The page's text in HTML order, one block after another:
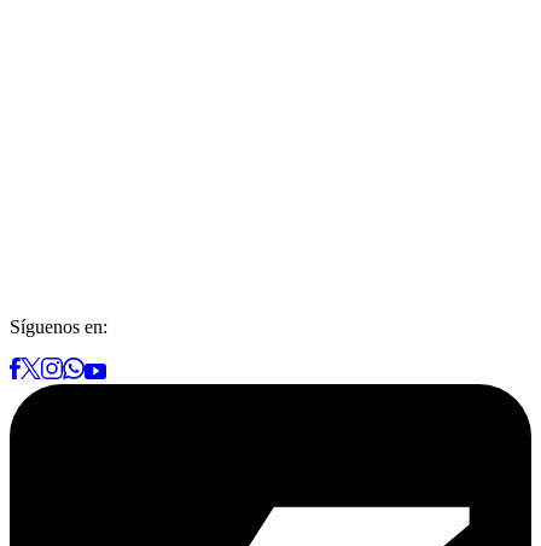
Síguenos en: